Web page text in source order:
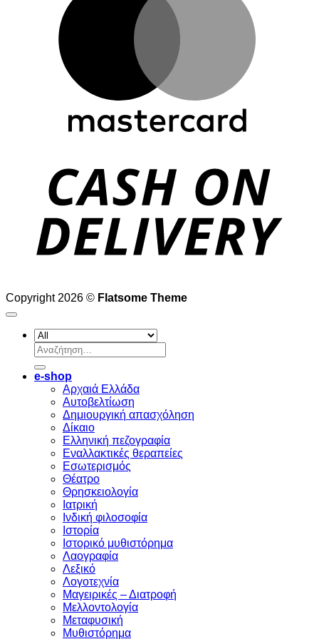
Copyright 2026 © Flatsome Theme
Αναζήτηση
για:
e-shop
Αρχαιά Ελλάδα
Aυτοβελτίωση
Δημιουργική απασχόληση
Δίκαιο
Ελληνική πεζογραφία
Eναλλακτικές θεραπείες
Eσωτερισμός
Θέατρο
Θρησκειολογία
Ιατρική
Ινδική φιλοσοφία
Ιστορία
Ιστορικό μυθιστόρημα
Λαογραφία
Λεξικό
Λογοτεχνία
Μαγειρικές – Διατροφή
Μελλοντολογία
Μεταφυσική
Μυθιστόρημα